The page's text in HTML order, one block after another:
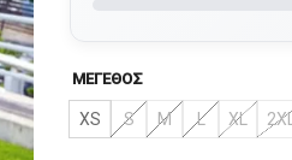
ΜΕΓΕΘΟΣ
XS S M L XL 2XL